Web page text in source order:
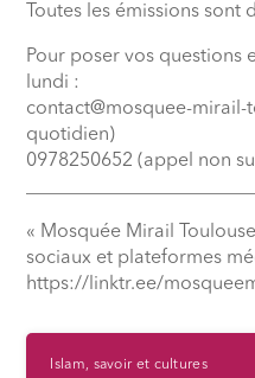
Toutes les émissions
Pour poser vos questions
lundi :
contact@mosquee-mirail-
quotidien)
0978250652 (appel non
« Mosquée Mirail
sociaux et plateformes
⁠https://linktr.ee/
Islam, savoir et cultures